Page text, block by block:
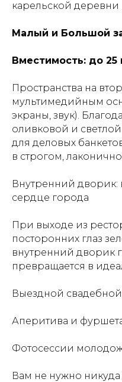
карельской
Малый и Большой
Вместимость: до 25
Пространства на
мультимедийным
экраны, звук).
оливковой и
для деловых
в строгом,
Внутренний
сердце города
При выходе из
посторонних глаз
внутренний дворик
превращается в
Выездной
Аперитива и
Фотосессии
Вам не нужно никуда